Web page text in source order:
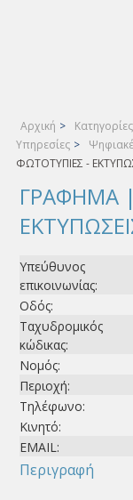
Αρχική > Κατηγορίες
Υπηρεσίες >
ΦΩΤΟΤΥΠΙΕΣ -
ΓΡΑΦΗΜΑ
Υπεύθυνος
επικοινωνίας:
Οδός:
Ταχυδρομικός
κώδικας:
Νομός:
Περιοχή:
Τηλέφωνο:
Κινητό:
EMAIL:
Περιγραφή